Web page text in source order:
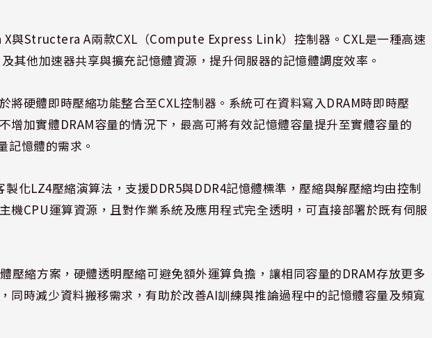
與Structera A兩款CXL（Compute Express Link）控制器。CXL是一種高速
其他加速器共享與擴充記憶體資源，提升伺服器的記憶體調度效率。
將硬體即時壓縮功能整合至CXL控制器。系統可在資料寫入DRAM時即時壓
增加實體DRAM容量的情況下，最高可將有效記憶體容量提升至實體容量的
記憶體的需求。
化LZ4壓縮演算法，支援DDR5與DDR4記憶體標準，壓縮與解壓縮均由控制
機CPU運算資源，且對作業系統及應用程式完全透明，可直接部署於既有伺服
壓縮方案，硬體透明壓縮可避免額外運算負擔，讓相同容量的DRAM存放更多
同時減少資料搬移需求，有助於改善AI訓練與推論過程中的記憶體容量及頻寬